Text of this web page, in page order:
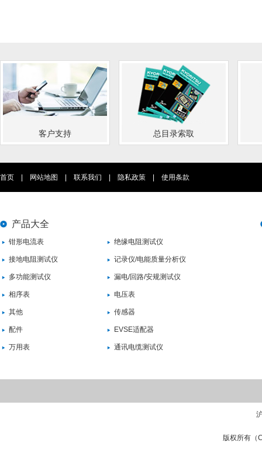
客户支持 总目录索取
首页 网站地图 联系我们 隐私政策 使用条款
产品大全
钳形电流表 绝缘电阻测试仪
接地电阻测试仪 记录仪/电能质量分析仪
多功能测试仪 漏电/回路/安规测试仪
相序表 电压表
其他 传感器
配件 EVSE适配器
万用表 通讯电缆测试仪
版权所有（